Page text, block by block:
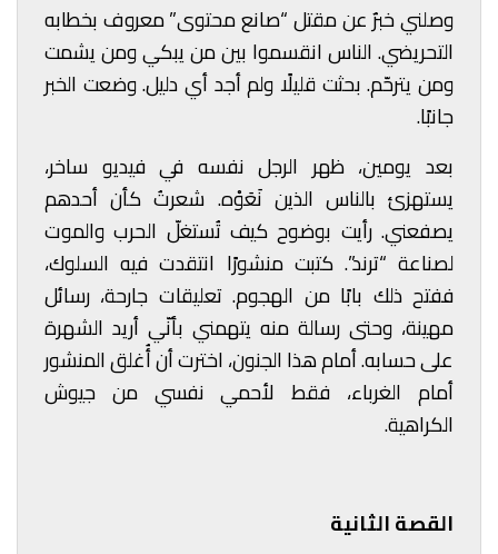
وصلني خبرٌ عن مقتل “صانع محتوى” معروف بخطابه
التحريضي. الناس انقسموا بين من يبكي ومن يشمت
ومن يترحّم. بحثت قليلًا ولم أجد أي دليل. وضعت الخبر
جانبًا.
بعد يومين، ظهر الرجل نفسه في فيديو ساخر،
يستهزئ بالناس الذين نَعَوْه. شعرتُ كأن أحدهم
يصفعني. رأيت بوضوح كيف تُستغلّ الحرب والموت
لصناعة “ترند”. كتبت منشورًا انتقدت فيه السلوك،
ففتح ذلك بابًا من الهجوم. تعليقات جارحة، رسائل
مهينة، وحتى رسالة منه يتهمني بأنّي أريد الشهرة
على حسابه. أمام هذا الجنون، اخترت أن أُغلق المنشور
أمام الغرباء، فقط لأحمي نفسي من جيوش
الكراهية.
القصة الثانية